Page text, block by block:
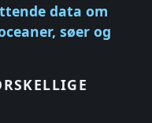
data om
søer og